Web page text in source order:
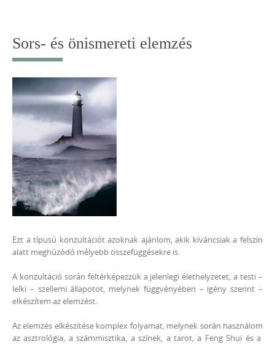
content
Sors- és önismereti elemzés
Ezt a típusú konzultációt azoknak ajánlom, akik kíváncsiak a felszín
alatt meghúzódó mélyebb összefüggésekre is.
A konzultáció során feltérképezzük a jelenlegi élethelyzetet, a testi –
lelki – szellemi állapotot, melynek függvényében – igény szerint –
elkészítem az elemzést.
Az elemzés elkészítése komplex folyamat, melynek során használom
az asztrológia, a számmisztika, a színek, a tarot, a Feng Shui és a